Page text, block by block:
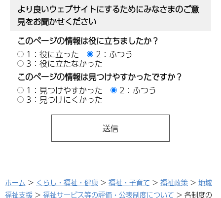
より良いウェブサイトにするためにみなさまのご意
見をお聞かせください
このページの情報は役に立ちましたか？
1：役に立った
2：ふつう
3：役に立たなかった
このページの情報は見つけやすかったですか？
1：見つけやすかった
2：ふつう
3：見つけにくかった
ホーム > くらし・福祉・健康 > 福祉・子育て > 福祉政策 > 地域
福祉支援 > 福祉サービス等の評価・公表制度について > 各制度の